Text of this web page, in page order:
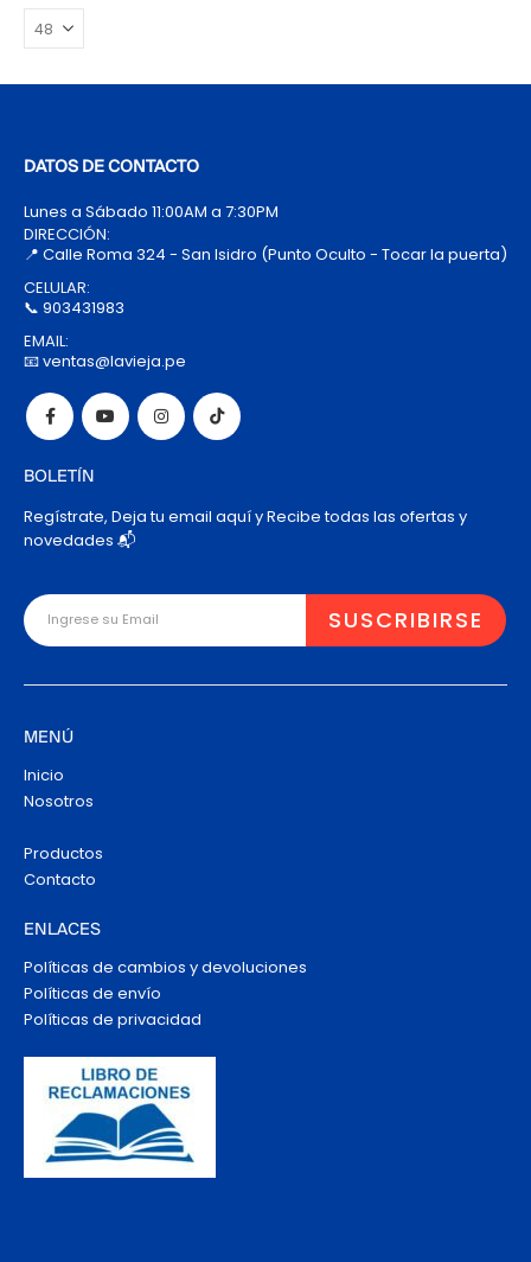
DATOS DE CONTACTO
Lunes a Sábado 11:00AM a 7:30PM
DIRECCIÓN:
📍 Calle Roma 324 - San Isidro (Punto Oculto - Tocar la puerta)
CELULAR:
📞 903431983
EMAIL:
📧 ventas@lavieja.pe
BOLETÍN
Regístrate, Deja tu email aquí y Recibe todas las ofertas y
novedades 📬
MENÚ
Inicio
Nosotros
Productos
Contacto
ENLACES
Políticas de cambios y devoluciones
Políticas de envío
Políticas de privacidad